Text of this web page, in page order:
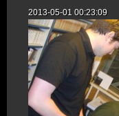
2013-05-01 00:23:09